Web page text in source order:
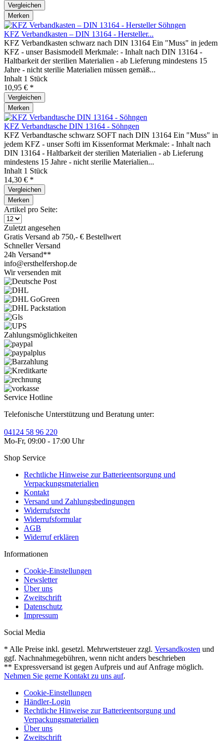
Vergleichen
Merken
KFZ Verbandkasten – DIN 13164 - Hersteller...
KFZ Verbandkasten schwarz nach DIN 13164 Ein "Muss" in jedem
KFZ - unser Basismodell Merkmale: - Inhalt nach DIN 13164 -
Haltbarkeit der sterilien Materialien - ab Lieferung mindestens 15
Jahre - nicht sterilie Materialien müssen gemäß...
Inhalt 1 Stück
10,95 € *
Vergleichen
Merken
KFZ Verbandtasche DIN 13164 - Söhngen
KFZ Verbandtasche schwarz SOFT nach DIN 13164 Ein "Muss" in
jedem KFZ - unser Softi im Kissenformat Merkmale: - Inhalt nach
DIN 13164 - Haltbarkeit der sterilien Materialien - ab Lieferung
mindestens 15 Jahre - nicht sterilie Materialien...
Inhalt 1 Stück
14,30 € *
Vergleichen
Merken
Artikel pro Seite:
Zuletzt angesehen
Gratis Versand ab 750,- € Bestellwert
Schneller Versand
24h Versand**
info@ersthelfershop.de
Wir versenden mit
Zahlungsmöglichkeiten
Service Hotline
Telefonische Unterstützung und Beratung unter:
04124 58 96 220
Mo-Fr, 09:00 - 17:00 Uhr
Shop Service
Rechtliche Hinweise zur Batterieentsorgung und
Verpackungsmaterialien
Kontakt
Versand und Zahlungsbedingungen
Widerrufsrecht
Widerrufsformular
AGB
Widerruf erklären
Informationen
Cookie-Einstellungen
Newsletter
Über uns
Zweitschrift
Datenschutz
Impressum
Social Media
* Alle Preise inkl. gesetzl. Mehrwertsteuer zzgl. Versandkosten und
ggf. Nachnahmegebühren, wenn nicht anders beschrieben
** Expressversand ist gegen Aufpreis und auf Anfrage möglich.
Nehmen Sie gerne Kontakt zu uns auf.
Cookie-Einstellungen
Händler-Login
Rechtliche Hinweise zur Batterieentsorgung und
Verpackungsmaterialien
Über uns
Zweitschrift